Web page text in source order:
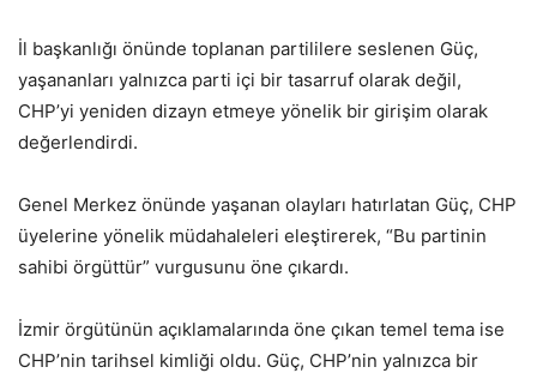
İl başkanlığı önünde toplanan partililere seslenen Güç,
yaşananları yalnızca parti içi bir tasarruf olarak değil,
CHP’yi yeniden dizayn etmeye yönelik bir girişim olarak
değerlendirdi.
Genel Merkez önünde yaşanan olayları hatırlatan Güç, CHP
üyelerine yönelik müdahaleleri eleştirerek, “Bu partinin
sahibi örgüttür” vurgusunu öne çıkardı.
İzmir örgütünün açıklamalarında öne çıkan temel tema ise
CHP’nin tarihsel kimliği oldu. Güç, CHP’nin yalnızca bir